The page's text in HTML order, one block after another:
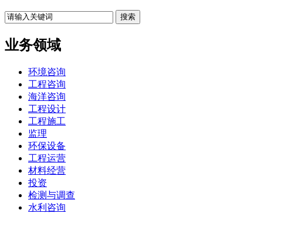
业务领域
环境咨询
工程咨询
海洋咨询
工程设计
工程施工
监理
环保设备
工程运营
材料经营
投资
检测与调查
水利咨询